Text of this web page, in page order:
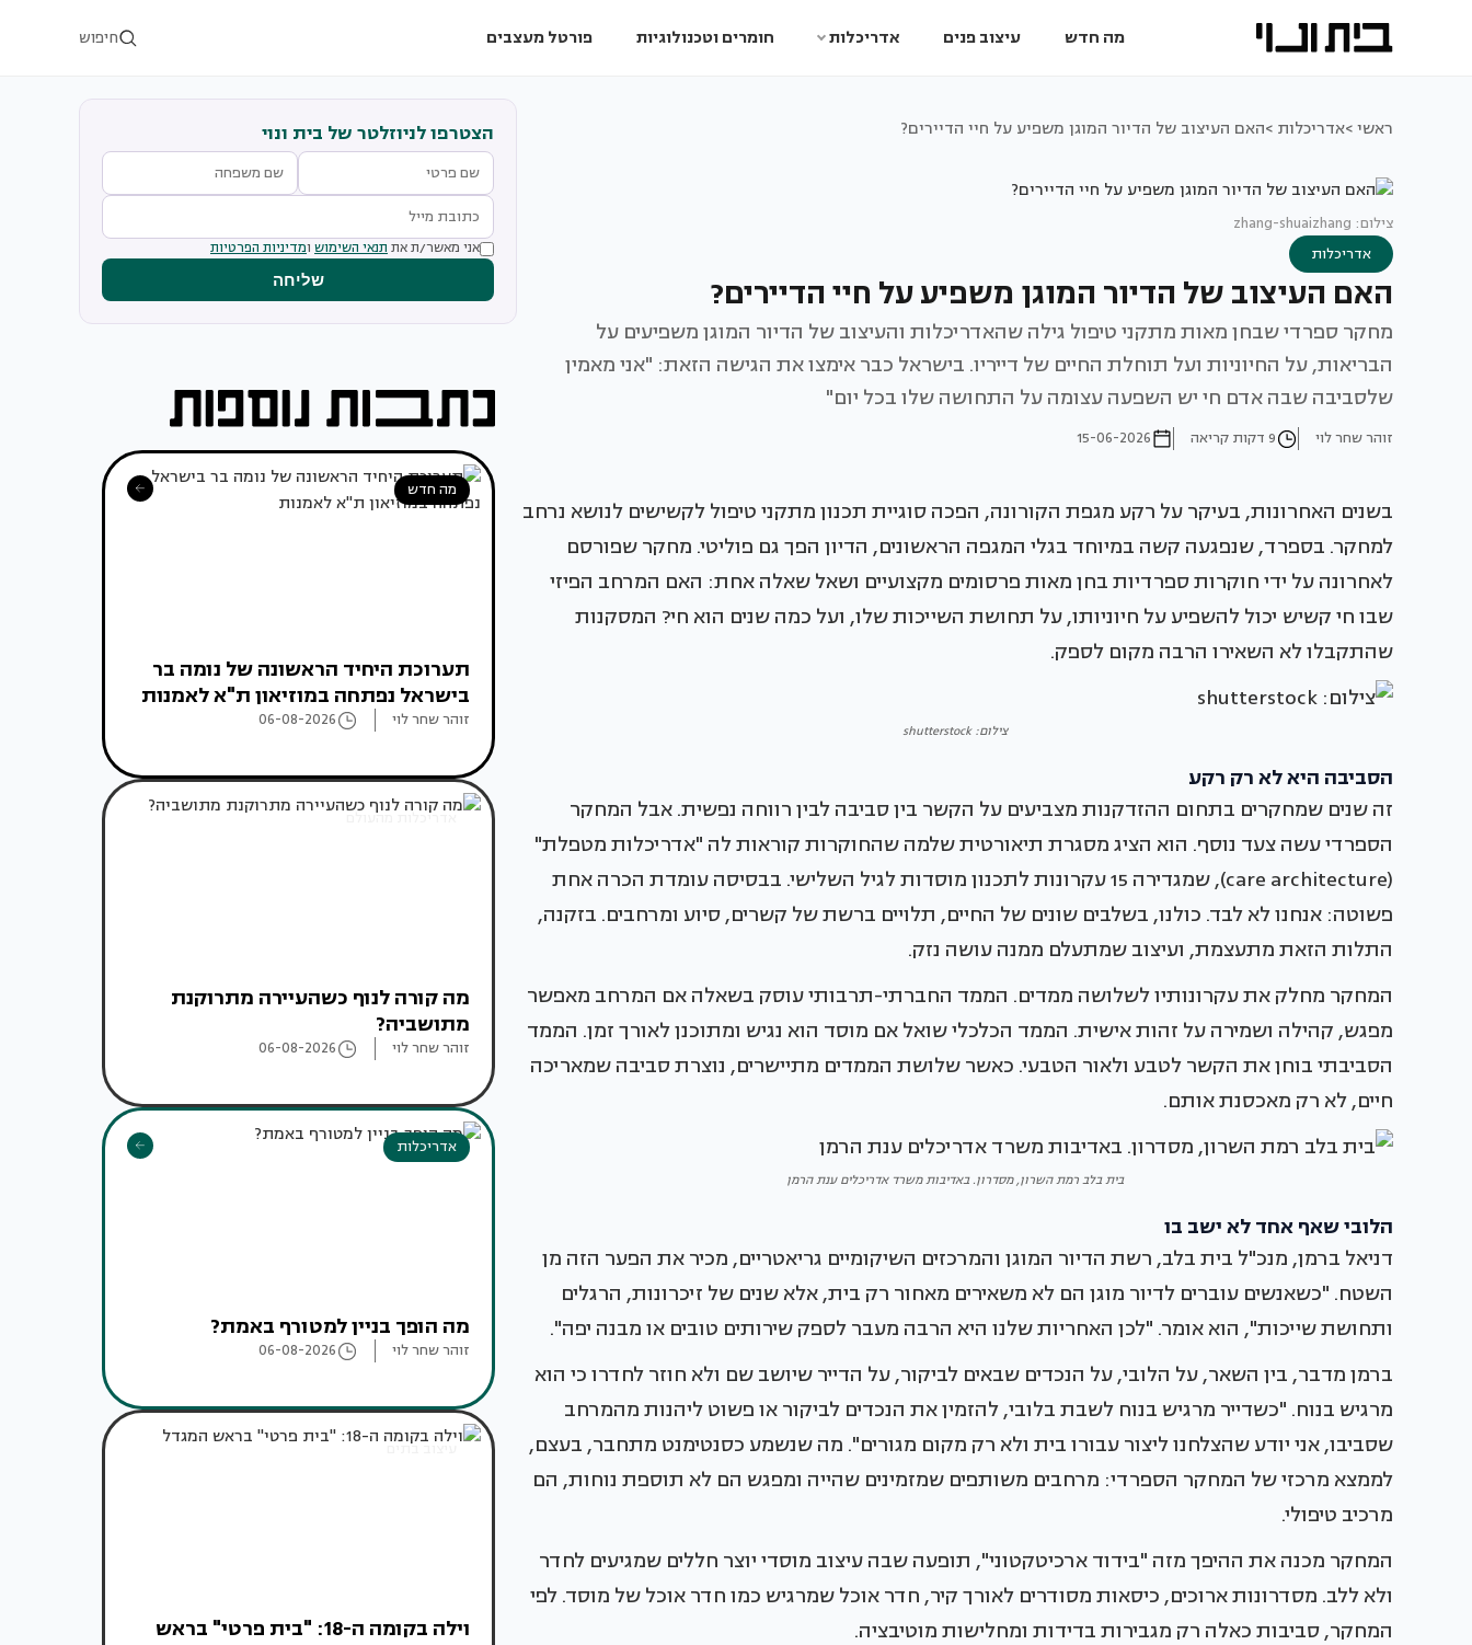
מה חדש עיצוב פנים אדריכלות חומרים וטכנולוגיות פורטל מעצבים חיפוש
ראשי >אדריכלות >האם העיצוב של הדיור המוגן משפיע על חיי הדיירים?
צילום: zhang-shuaizhang
אדריכלות
האם העיצוב של הדיור המוגן משפיע על חיי הדיירים?
מחקר ספרדי שבחן מאות מתקני טיפול גילה שהאדריכלות והעיצוב של הדיור המוגן משפיעים על
הבריאות, על החיוניות ועל תוחלת החיים של דייריו. בישראל כבר אימצו את הגישה הזאת: "אני מאמין
שלסביבה שבה אדם חי יש השפעה עצומה על התחושה שלו בכל יום"
זוהר שחר לוי 9 דקות קריאה 15-06-2026
בשנים האחרונות, בעיקר על רקע מגפת הקורונה, הפכה סוגיית תכנון מתקני טיפול לקשישים לנושא נרחב
למחקר. בספרד, שנפגעה קשה במיוחד בגלי המגפה הראשונים, הדיון הפך גם פוליטי. מחקר שפורסם
לאחרונה על ידי חוקרות ספרדיות בחן מאות פרסומים מקצועיים ושאל שאלה אחת: האם המרחב הפיזי
שבו חי קשיש יכול להשפיע על חיוניותו, על תחושת השייכות שלו, ועל כמה שנים הוא חי? המסקנות
שהתקבלו לא השאירו הרבה מקום לספק.
צילום: shutterstock
הסביבה היא לא רק רקע
זה שנים שמחקרים בתחום ההזדקנות מצביעים על הקשר בין סביבה לבין רווחה נפשית. אבל המחקר
הספרדי עשה צעד נוסף. הוא הציג מסגרת תיאורטית שלמה שהחוקרות קוראות לה "אדריכלות מטפלת"
(care architecture), שמגדירה 15 עקרונות לתכנון מוסדות לגיל השלישי. בבסיסה עומדת הכרה אחת
פשוטה: אנחנו לא לבד. כולנו, בשלבים שונים של החיים, תלויים ברשת של קשרים, סיוע ומרחבים. בזקנה,
התלות הזאת מתעצמת, ועיצוב שמתעלם ממנה עושה נזק.
המחקר מחלק את עקרונותיו לשלושה ממדים. הממד החברתי-תרבותי עוסק בשאלה אם המרחב מאפשר
מפגש, קהילה ושמירה על זהות אישית. הממד הכלכלי שואל אם מוסד הוא נגיש ומתוכנן לאורך זמן. הממד
הסביבתי בוחן את הקשר לטבע ולאור הטבעי. כאשר שלושת הממדים מתיישרים, נוצרת סביבה שמאריכה
חיים, לא רק מאכסנת אותם.
בית בלב רמת השרון, מסדרון. באדיבות משרד אדריכלים ענת הרמן
הלובי שאף אחד לא ישב בו
דניאל ברמן, מנכ"ל בית בלב, רשת הדיור המוגן והמרכזים השיקומיים גריאטריים, מכיר את הפער הזה מן
השטח. "כשאנשים עוברים לדיור מוגן הם לא משאירים מאחור רק בית, אלא שנים של זיכרונות, הרגלים
ותחושת שייכות", הוא אומר. "לכן האחריות שלנו היא הרבה מעבר לספק שירותים טובים או מבנה יפה".
ברמן מדבר, בין השאר, על הלובי, על הנכדים שבאים לביקור, על הדייר שיושב שם ולא חוזר לחדרו כי הוא
מרגיש בנוח. "כשדייר מרגיש בנוח לשבת בלובי, להזמין את הנכדים לביקור או פשוט ליהנות מהמרחב
שסביבו, אני יודע שהצלחנו ליצור עבורו בית ולא רק מקום מגורים". מה שנשמע כסנטימנט מתחבר, בעצם,
לממצא מרכזי של המחקר הספרדי: מרחבים משותפים שמזמינים שהייה ומפגש הם לא תוספת נוחות, הם
מרכיב טיפולי.
המחקר מכנה את ההיפך מזה "בידוד ארכיטקטוני", תופעה שבה עיצוב מוסדי יוצר חללים שמגיעים לחדר
ולא ללב. מסדרונות ארוכים, כיסאות מסודרים לאורך קיר, חדר אוכל שמרגיש כמו חדר אוכל של מוסד. לפי
המחקר, סביבות כאלה רק מגבירות בדידות ומחלישות מוטיבציה.
הצטרפו לניוזלטר של בית ונוי
אני מאשר/ת את תנאי השימוש ומדיניות הפרטיות
שליחה
מה חדש
תערוכת היחיד הראשונה של נומה בר
בישראל נפתחה במוזיאון ת"א לאמנות
זוהר שחר לוי 06-08-2026
אדריכלות מהעולם
מה קורה לנוף כשהעיירה מתרוקנת
מתושביה?
זוהר שחר לוי 06-08-2026
אדריכלות
מה הופך בניין למטורף באמת?
זוהר שחר לוי 06-08-2026
עיצוב בתים
וילה בקומה ה-18: "בית פרטי" בראש